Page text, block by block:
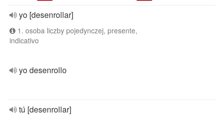
yo [desenrollar]
1. osoba liczby pojedynczej, presente,
indicativo
yo desenrollo
tú [desenrollar]